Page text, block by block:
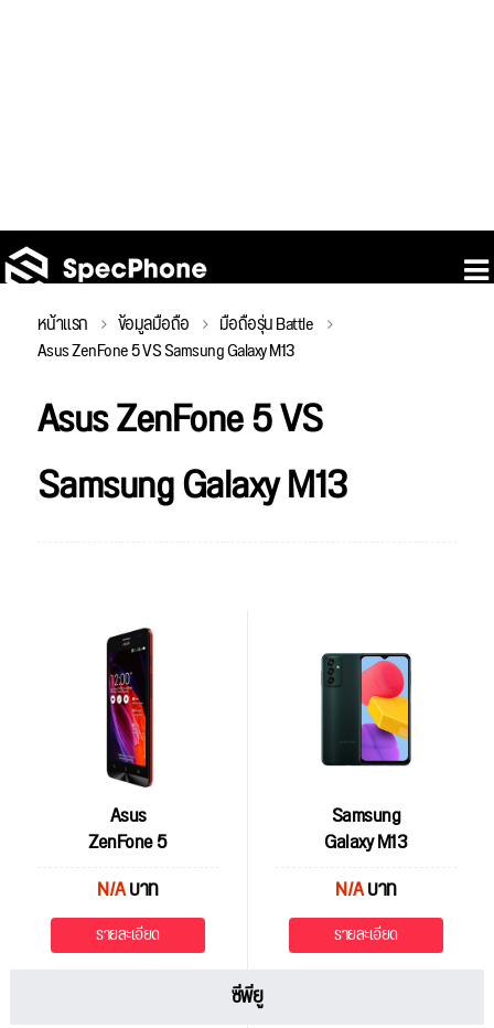
หน้าแรก ข้อมูลมือถือ มือถือรุ่น Battle
Asus ZenFone 5 VS Samsung Galaxy M13
Asus ZenFone 5 VS
Samsung Galaxy M13
Asus
ZenFone 5
N/Aบาท
รายละเอียด
Samsung
Galaxy M13
N/Aบาท
รายละเอียด
ซีพียู